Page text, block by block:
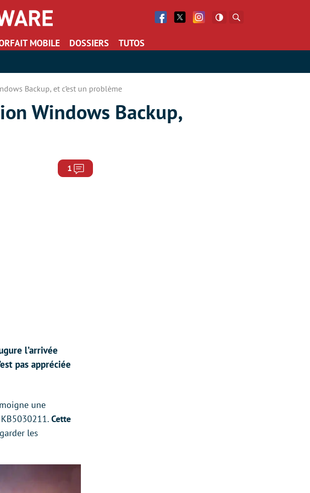
Facebook
Twitter Facebook
MOBILE DOSSIERS TUTOS
Backup, et c’est un problème
Windows Backup,
1 Commentaires
l’arrivée
pas appréciée
une
Cette
les